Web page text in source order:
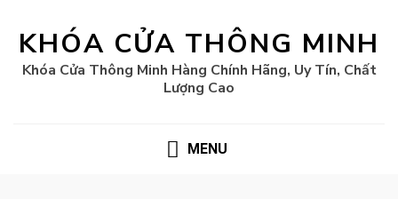
KHÓA CỬA THÔNG MINH
Khóa Cửa Thông Minh Hàng Chính Hãng, Uy Tín, Chất
Lượng Cao
MENU